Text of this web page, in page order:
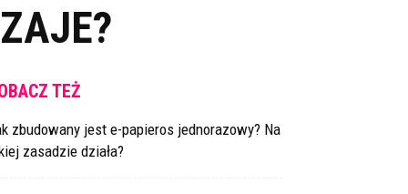
TEŻ
zbudowany jest e-papieros jednorazowy? Na
zasadzie działa?